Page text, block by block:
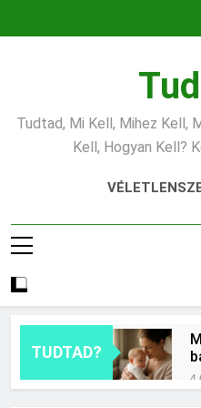
Tudtad, Mi Kell, Mihez Kell,
Kell, Hogyan Kell?
TUDTAD?
4